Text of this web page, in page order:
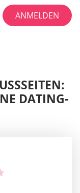
ANMELDEN
DATING-